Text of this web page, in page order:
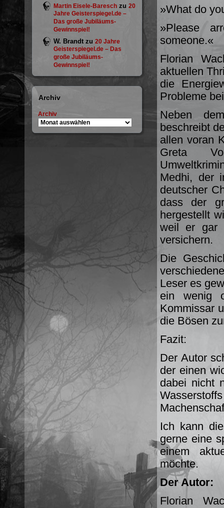
Martin Eisele-Baresch zu 20
Jahre Geisterspiegel.de –
Das große Jubiläums-
Gewinnspiel!
W. Brandt zu 20 Jahre
Geisterspiegel.de – Das
große Jubiläums-
Gewinnspiel!
Archiv
Archiv
»What do
»Please
someone.«
Florian
aktuellen
die
Probleme
Neben
beschreibt
allen voran
Greta
Medhi, der
deutscher
dass der
hergestellt
weil er gar
versichern.
Die
Leser es
ein wenig
Kommissar
die Bösen
Fazit:
Der Autor
der einen
dabei nicht
Ich kann
gerne eine
einem
möchte.
Der Autor:
Florian